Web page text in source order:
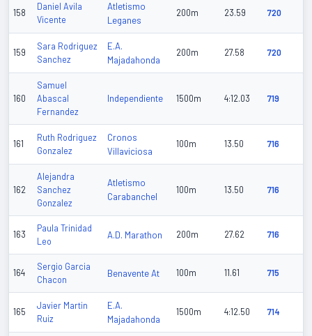
158
Daniel Avila
Vicente
Atletismo
Leganes
200m 23.59 720
159
Sara Rodriguez
Sanchez
E.A.
Majadahonda
200m 27.58 720
160
Samuel
Abascal
Fernandez
Independiente 1500m 4:12.03 719
161
Ruth Rodriguez
Gonzalez
Cronos
Villaviciosa
100m 13.50 716
162
Alejandra
Sanchez
Gonzalez
Atletismo
Carabanchel
100m 13.50 716
163
Paula Trinidad
Leo
A.D. Marathon 200m 27.62 716
164
Sergio Garcia
Chacon
Benavente At 100m 11.61 715
165
Javier Martin
Ruiz
E.A.
Majadahonda
1500m 4:12.50 714